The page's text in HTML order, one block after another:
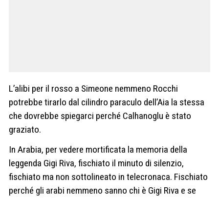
L’alibi per il rosso a Simeone nemmeno Rocchi
potrebbe tirarlo dal cilindro paraculo dell’Aia la stessa
che dovrebbe spiegarci perché Calhanoglu è stato
graziato.
In Arabia, per vedere mortificata la memoria della
leggenda Gigi Riva, fischiato il minuto di silenzio,
fischiato ma non sottolineato in telecronaca. Fischiato
perché gli arabi nemmeno sanno chi è Gigi Riva e se